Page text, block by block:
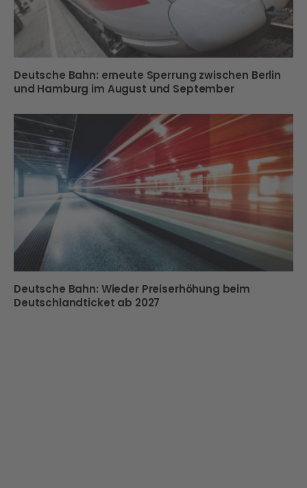
Deutsche Bahn: erneute Sperrung zwischen Berlin
und Hamburg im August und September
Deutsche Bahn: Wieder Preiserhöhung beim
Deutschlandticket ab 2027